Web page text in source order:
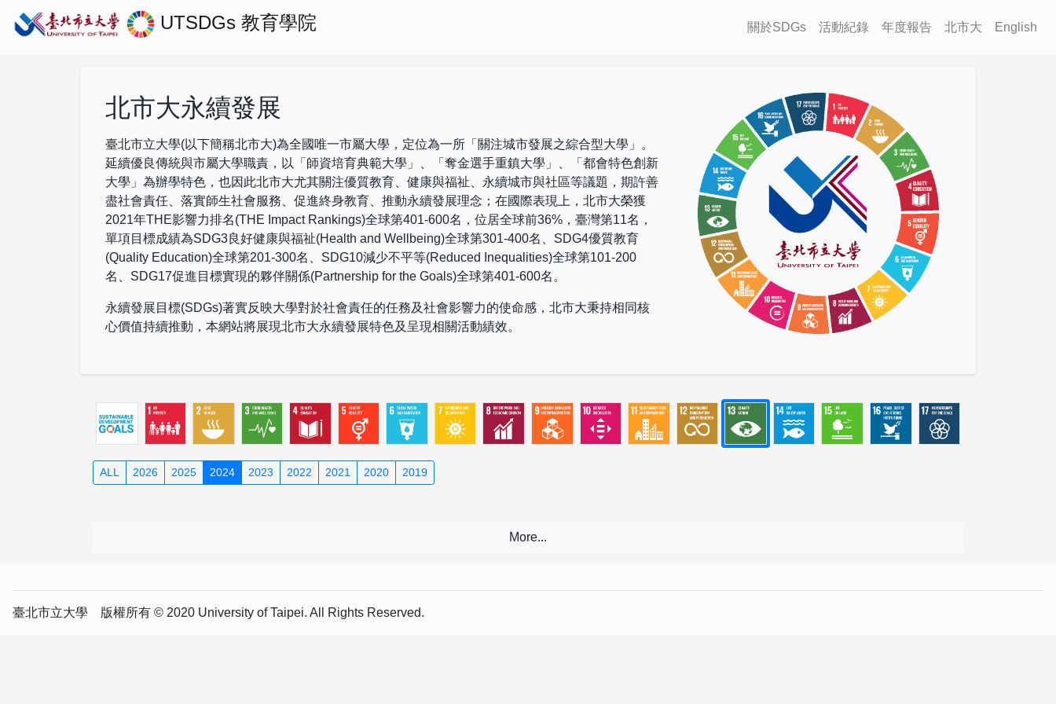
UTSDGs 教育學院 關於SDGs 活動紀錄 年度報告 北市大 English
北市大永續發展
臺北市立大學(以下簡稱北市大)為全國唯一市屬大學，定位為一所「關注城市發展之綜合型大學」。
延續優良傳統與市屬大學職責，以「師資培育典範大學」、「奪金選手重鎮大學」、「都會特色創新
大學」為辦學特色，也因此北市大尤其關注優質教育、健康與福祉、永續城市與社區等議題，期許善
盡社會責任、落實師生社會服務、促進終身教育、推動永續發展理念；在國際表現上， 北市大榮獲
2021年THE影響力排名(THE Impact Rankings)全球第401-600名，位居全球前36% ，臺灣第11名，
單項目標成績為SDG3良好健康與福祉(Health and Wellbeing)全球第301-400名、 SDG4優質教育
(Quality Education)全球第201-300名、 SDG10減少不平等(Reduced Inequalities)全球第101-200
名、 SDG17促進目標實現的夥伴關係(Partnership for the Goals)全球第401-600名。
永續發展目標(SDGs)著實反映大學對於社會責任的任務及社會影響力的使命感，北市大秉持相同核
心價值持續推動，本網站將展現北市大永續發展特色及呈現相關活動績效。
ALL 2026 2025 2024 2023 2022 2021 2020 2019
臺北市立大學 版權所有 © 2020 University of Taipei. All Rights Reserved.